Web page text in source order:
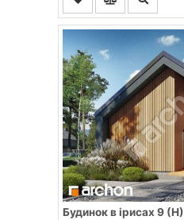
Будинок в ірисах 9 (Н)